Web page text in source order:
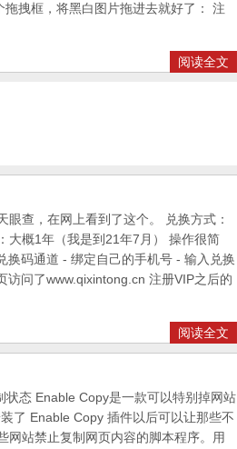
拽框，将黑白图片拖进去就好了： 注
阅读全文
查，在网上看到了这个。 兑换方式：
大概1年（我是到21年7月） 操作很简
换码通道 - 绑定自己的手机号 - 输入兑换
访问了www.qixintong.cn 注册VIP之后的
阅读全文
态 Enable Copy是一款可以特别掉网站
了 Enable Copy 插件以后可以让那些不
网站禁止复制网页内容的脚本程序。用